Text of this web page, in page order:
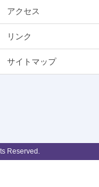
アクセス
リンク
サイトマップ
Reserved.